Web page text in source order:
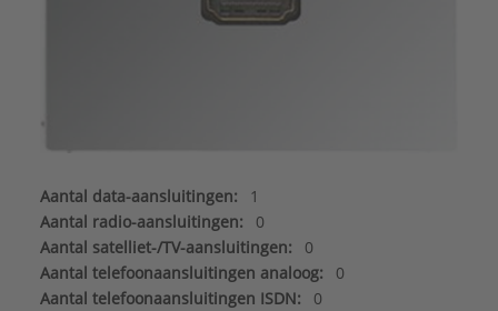
Aantal data-aansluitingen:
1
Aantal radio-aansluitingen:
0
Aantal satelliet-/TV-aansluitingen:
0
Aantal telefoonaansluitingen analoog:
0
Aantal telefoonaansluitingen ISDN:
0